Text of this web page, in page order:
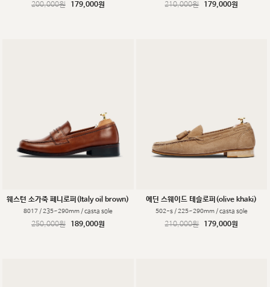
200,000원 179,000원 210,000원 179,000원
웨스턴 소가죽 페니로퍼(Italy oil brown)
8017 / 235~290mm / casta sole
250,000원 189,000원
에딘 스웨이드 테슬로퍼(olive khaki)
502-s / 225~290mm / casta sole
210,000원 179,000원